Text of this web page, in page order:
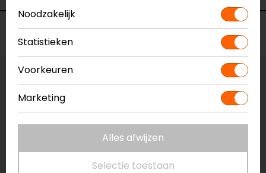
Voorraad
Vestiging Apeldoorn
Niet op voorraad
Vestiging Breda
Vestiging Capelle a/d IJssel
Noodzakelijk
Statistieken
Voorkeuren
Marketing
Alles afwijzen
Selectie toestaan